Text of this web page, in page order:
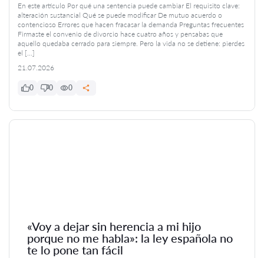
En este artículo Por qué una sentencia puede cambiar El requisito clave:
alteración sustancial Qué se puede modificar De mutuo acuerdo o
contencioso Errores que hacen fracasar la demanda Preguntas frecuentes
Firmaste el convenio de divorcio hace cuatro años y pensabas que
aquello quedaba cerrado para siempre. Pero la vida no se detiene: pierdes
el […]
21.07.2026
0 0 0
«Voy a dejar sin herencia a mi hijo
porque no me habla»: la ley española no
te lo pone tan fácil